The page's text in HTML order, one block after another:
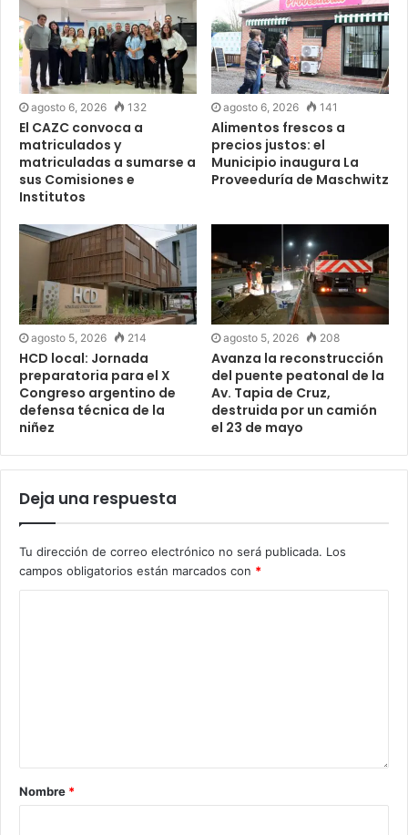
agosto 6, 2026 132
El CAZC convoca a
matriculados y
matriculadas a sumarse a
sus Comisiones e
Institutos
agosto 6, 2026 141
Alimentos frescos a
precios justos: el
Municipio inaugura La
Proveeduría de Maschwitz
agosto 5, 2026 214
HCD local: Jornada
preparatoria para el X
Congreso argentino de
defensa técnica de la
niñez
agosto 5, 2026 208
Avanza la reconstrucción
del puente peatonal de la
Av. Tapia de Cruz,
destruida por un camión
el 23 de mayo
Deja una respuesta
Tu dirección de correo electrónico no será publicada. Los
campos obligatorios están marcados con *
Nombre *